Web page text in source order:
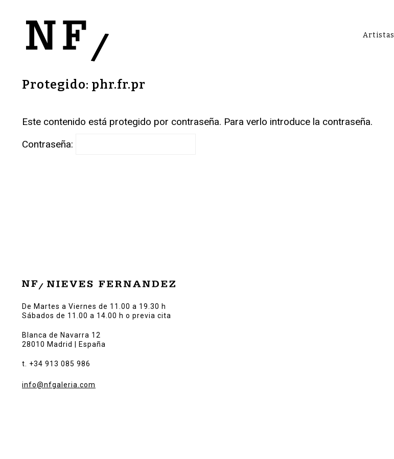
Artistas
Protegido: phr.fr.pr
Este contenido está protegido por contraseña. Para verlo introduce la contraseña.
Contraseña:
De Martes a Viernes de 11.00 a 19.30 h
Sábados de 11.00 a 14.00 h o previa cita
Blanca de Navarra 12
28010 Madrid | España
t. +34 913 085 986
info@nfgaleria.com